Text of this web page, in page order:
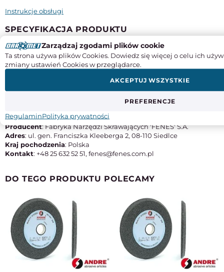
Instrukcje obsługi
SPECYFIKACJA PRODUKTU
Długość
2450 mm
M42
Producent: Fabryka Narzędzi Skrawających 'FENES' S.A.
Adres: ul. gen. Franciszka Kleeberga 2, 08-110 Siedlce
Kraj pochodzenia: Polska
Kontakt: +48 25 632 52 51, fenes@fenes.com.pl
DO TEGO PRODUKTU POLECAMY
Zarządzaj zgodami plików cookie
Ta strona używa plików Cookies. Dowiedz się więcej o celu ich
zmiany ustawień Cookies w przeglądarce.
PREFERENCJE
AKCEPTUJ WSZYSTKIE
RegulaminPolityka prywatności